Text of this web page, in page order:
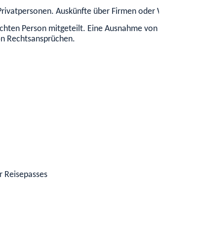
Auskünfte über Firmen oder
Person mitgeteilt. Eine Ausnahme von der
Rechtsansprüchen.
Reisepasses